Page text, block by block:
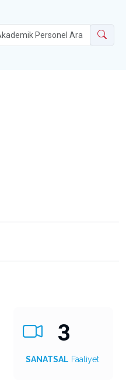
3
SANATSAL Faaliyet